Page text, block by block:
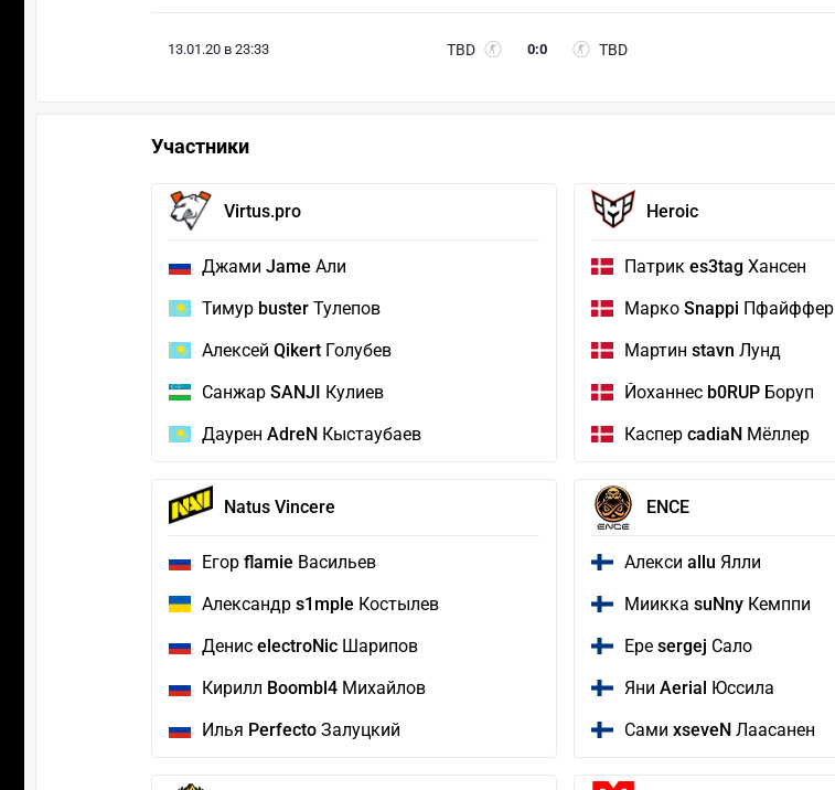
13.01.20 в 23:33 TBD TBD
0:0
Участники
Virtus.pro
Джами Jame Али
Тимур buster Тулепов
Алексей Qikert Голубев
Санжар SANJI Кулиев
Даурен AdreN Кыстаубаев
Heroic
Патрик es3tagХансен
Марко Snappi Пфайффер
Мартин stavn Лунд
Йоханнес b0RUPБоруп
Каспер cadiaNМёллер
Natus Vincere
Егор flamie Васильев
Александр s1mple Костылев
Денис electroNic Шарипов
Кирилл Boombl4 Михайлов
Илья Perfecto Залуцкий
ENCE
Алекси allu Ялли
Миикка suNnyКемппи
Ере sergej Сало
Яни Aerial Юссила
Сами xseveNЛаасанен